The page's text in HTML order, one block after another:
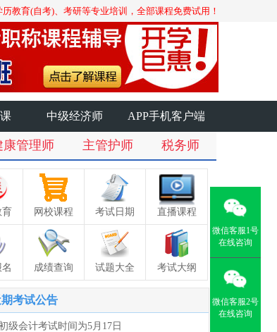
教育(自考)、考研等专业培训，全部课程免费试用！
中级经济师 APP手机客户端
康管理师 主管护师 税务师
网校课程 考试日期 直播课程
成绩查询 试题大全 考试大纲
考试公告
级会计考试时间为5月17日
微信客服1号
在线咨询
微信客服2号
在线咨询